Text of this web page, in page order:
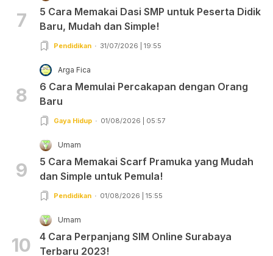
7
5 Cara Memakai Dasi SMP untuk Peserta Didik
Baru, Mudah dan Simple!
Pendidikan 31/07/2026 | 19:55
8
Arga Fica
6 Cara Memulai Percakapan dengan Orang
Baru
Gaya Hidup 01/08/2026 | 05:57
9
Umam
5 Cara Memakai Scarf Pramuka yang Mudah
dan Simple untuk Pemula!
Pendidikan 01/08/2026 | 15:55
10
Umam
4 Cara Perpanjang SIM Online Surabaya
Terbaru 2023!